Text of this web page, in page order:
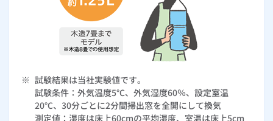
※ 試験結果は当社実験値です。
試験条件：外気温度5℃、外気湿度60％、設定室温
20℃、30分ごとに2分間掃出窓を全開にして換気
測定値：湿度は床上60cmの平均湿度、室温は床上5cm